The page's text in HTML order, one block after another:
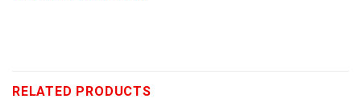
RELATED PRODUCTS